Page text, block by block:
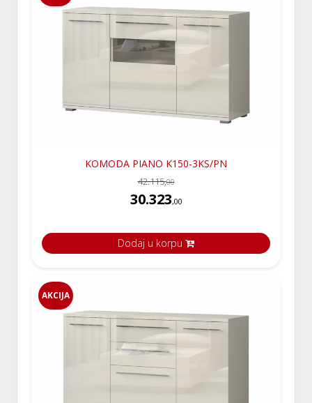
KOMODA PIANO K150-3KS/PN
42.115,00
30.323,00
Dodaj u korpu
AKCIJA